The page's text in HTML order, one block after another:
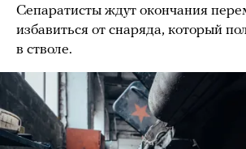
Сепаратисты ждут окончания
избавиться от снаряда, который
в стволе.